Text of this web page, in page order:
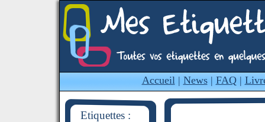
Accueil| News| FAQ|
Etiquettes :